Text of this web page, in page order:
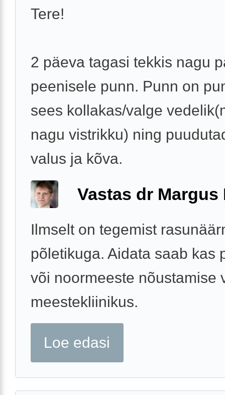
Tere!
2 päeva tagasi tekkis nagu
peenisele punn. Punn on
sees kollakas/valge
nagu vistrikku) ning
valus ja kõva.
Vastas dr Margus
Ilmselt on tegemist
põletikuga. Aidata saab kas
või noormeeste nõustamise
meestekliinikus.
Loe edasi